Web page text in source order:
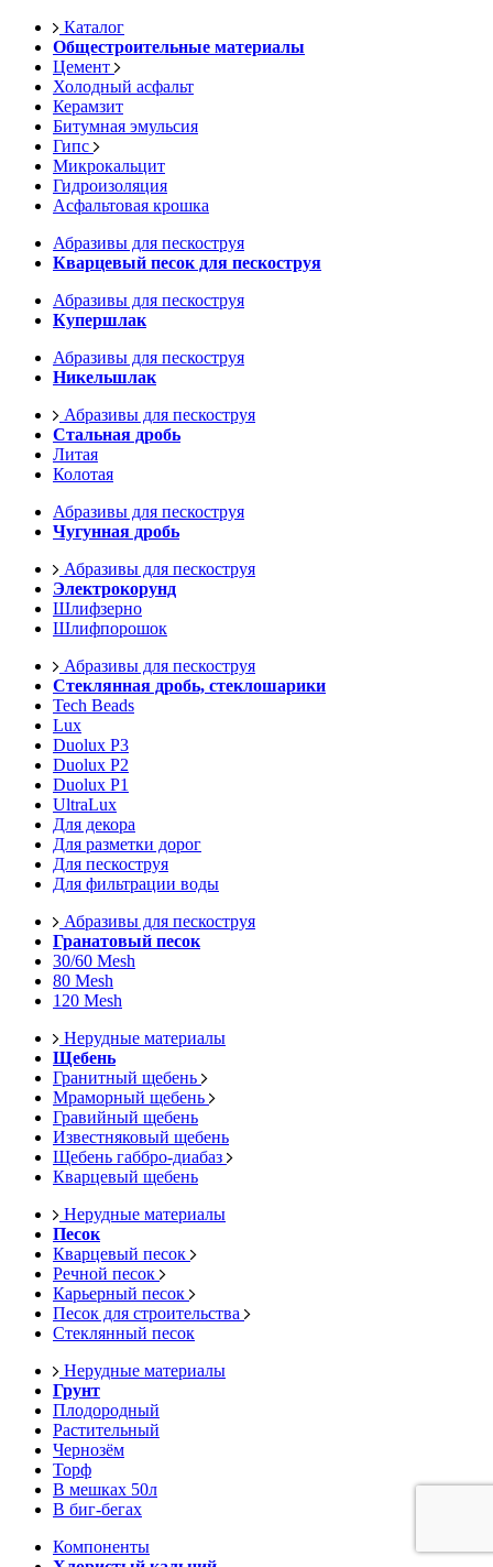
Каталог
Общестроительные материалы
Цемент
Холодный асфальт
Керамзит
Битумная эмульсия
Гипс
Микрокальцит
Гидроизоляция
Асфальтовая крошка
Абразивы для пескоструя
Кварцевый песок для пескоструя
Абразивы для пескоструя
Купершлак
Абразивы для пескоструя
Никельшлак
Абразивы для пескоструя
Стальная дробь
Литая
Колотая
Абразивы для пескоструя
Чугунная дробь
Абразивы для пескоструя
Электрокорунд
Шлифзерно
Шлифпорошок
Абразивы для пескоструя
Стеклянная дробь, стеклошарики
Tech Beads
Lux
Duolux P3
Duolux P2
Duolux P1
UltraLux
Для декора
Для разметки дорог
Для пескоструя
Для фильтрации воды
Абразивы для пескоструя
Гранатовый песок
30/60 Mesh
80 Mesh
120 Mesh
Нерудные материалы
Щебень
Гранитный щебень
Мраморный щебень
Гравийный щебень
Известняковый щебень
Щебень габбро-диабаз
Кварцевый щебень
Нерудные материалы
Песок
Кварцевый песок
Речной песок
Карьерный песок
Песок для строительства
Стеклянный песок
Нерудные материалы
Грунт
Плодородный
Растительный
Чернозём
Торф
В мешках 50л
В биг-бегах
Компоненты